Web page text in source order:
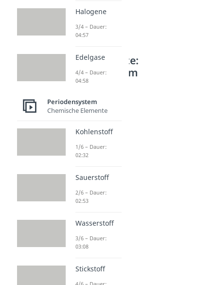
Weitere Inhalte:
Periodensystem
Chlor
Dauer: 02:24
Dauer: 02:12
Dauer: 02:01
Halogene
3/4 – Dauer:
04:57
Edelgase
4/4 – Dauer:
04:58
Periodensystem
Chemische Elemente
Kohlenstoff
1/6 – Dauer:
02:32
Sauerstoff
2/6 – Dauer:
02:53
Wasserstoff
3/6 – Dauer:
03:08
Stickstoff